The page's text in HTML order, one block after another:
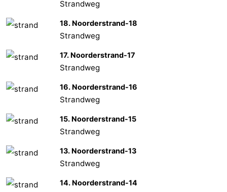
Strandweg
18. Noorderstrand-18
Strandweg
17. Noorderstrand-17
Strandweg
16. Noorderstrand-16
Strandweg
15. Noorderstrand-15
Strandweg
13. Noorderstrand-13
Strandweg
14. Noorderstrand-14